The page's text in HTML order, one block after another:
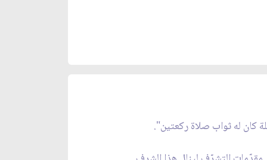
كان له ثواب صلاة ركعتين".